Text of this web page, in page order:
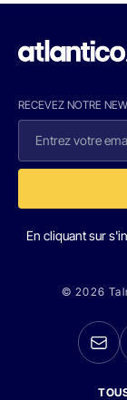
RECEVEZ NOTRE
En cliquant sur
© 2026